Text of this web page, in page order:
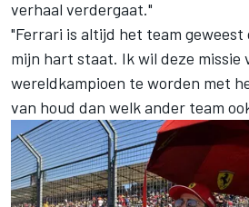
verhaal verdergaat."
"Ferrari is altijd het team
mijn hart staat. Ik wil deze missie
wereldkampioen te worden met
van houd dan welk ander team